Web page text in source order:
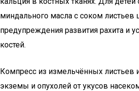
миндального масла с соком листьев
предупреждения развития рахита и
костей.
Компресс из измельчённых листьев
экземы и опухолей от укусов